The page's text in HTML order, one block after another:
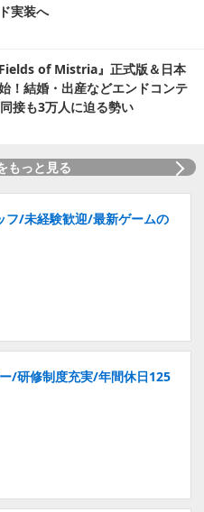
実装へ
of Mistria』正式版＆日本
！結婚・出産などエンドコンテ
接も3万人に迫る勢い
もっと見る
フ/未経験歓迎/最新ゲームの
/研修制度充実/年間休日125